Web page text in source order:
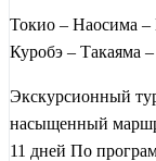
Токио – Наосима –
Куробэ – Такаяма
Экскурсионный
насыщенный
11 дней По